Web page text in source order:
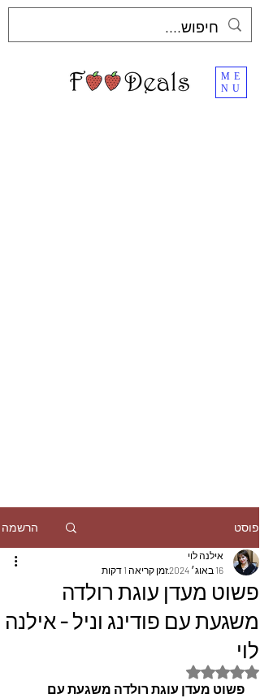
ME
NU
פוסט הרשמה
פשוט מעדן עוגת רולדה
משגעת עם פודינג וניל - אילנה
לוי
אילנה לוי
16 באוג׳ 2024
זמן קריאה 1 דקות
דירוג של NaN מתוך 5 כוכבים
פשוט מעדן עוגת רולדה משגעת עם